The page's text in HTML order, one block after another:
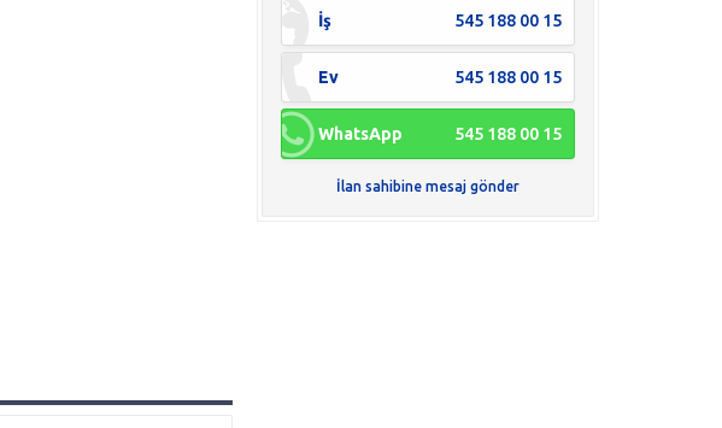
İş 545 188 00 15
Ev 545 188 00 15
WhatsApp 545 188 00 15
İlan sahibine mesaj gönder